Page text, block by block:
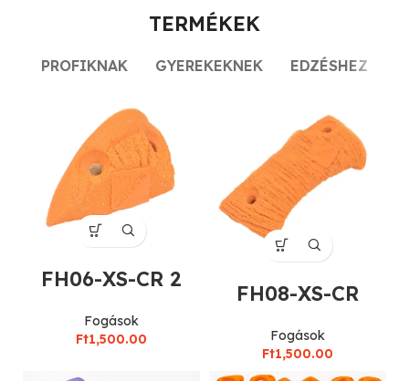
TERMÉKEK
PROFIKNAK GYEREKEKNEK EDZÉSHEZ
FH06-XS-CR 2
Fogások
Ft1,500.00
FH08-XS-CR
Fogások
Ft1,500.00